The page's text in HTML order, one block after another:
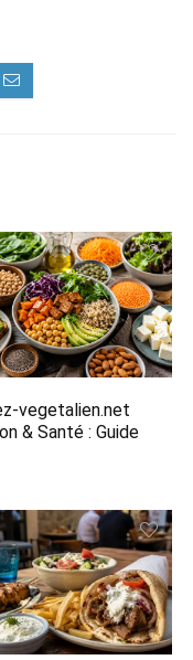
vegetalien.net
& Santé : Guide